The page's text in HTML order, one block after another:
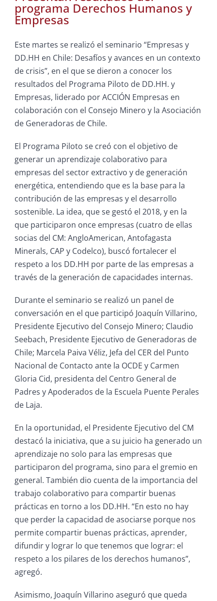
programa Derechos Humanos y
Empresas
Este martes se realizó el seminario “Empresas y
DD.HH en Chile: Desafíos y avances en un contexto
de crisis”, en el que se dieron a conocer los
resultados del Programa Piloto de DD.HH. y
Empresas, liderado por ACCIÓN Empresas en
colaboración con el Consejo Minero y la Asociación
de Generadoras de Chile.
El Programa Piloto se creó con el objetivo de
generar un aprendizaje colaborativo para
empresas del sector extractivo y de generación
energética, entendiendo que es la base para la
contribución de las empresas y el desarrollo
sostenible. La idea, que se gestó el 2018, y en la
que participaron once empresas (cuatro de ellas
socias del CM: AngloAmerican, Antofagasta
Minerals, CAP y Codelco), buscó fortalecer el
respeto a los DD.HH por parte de las empresas a
través de la generación de capacidades internas.
Durante el seminario se realizó un panel de
conversación en el que participó Joaquín Villarino,
Presidente Ejecutivo del Consejo Minero; Claudio
Seebach, Presidente Ejecutivo de Generadoras de
Chile; Marcela Paiva Véliz, Jefa del CER del Punto
Nacional de Contacto ante la OCDE y Carmen
Gloria Cid, presidenta del Centro General de
Padres y Apoderados de la Escuela Puente Perales
de Laja.
En la oportunidad, el Presidente Ejecutivo del CM
destacó la iniciativa, que a su juicio ha generado un
aprendizaje no solo para las empresas que
participaron del programa, sino para el gremio en
general. También dio cuenta de la importancia del
trabajo colaborativo para compartir buenas
prácticas en torno a los DD.HH. “En esto no hay
que perder la capacidad de asociarse porque nos
permite compartir buenas prácticas, aprender,
difundir y lograr lo que tenemos que lograr: el
respeto a los pilares de los derechos humanos”,
agregó.
Asimismo, Joaquín Villarino aseguró que queda